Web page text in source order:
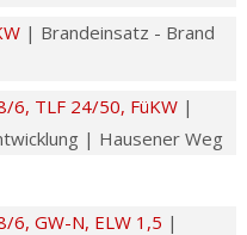
| Brandeinsatz - Brand
6, TLF 24/50, FüKW |
| Hausener Weg
6, GW-N, ELW 1,5 |